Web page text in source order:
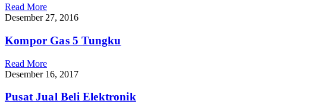
Read More
Desember 27, 2016
Kompor Gas 5 Tungku
Read More
Desember 16, 2017
Pusat Jual Beli Elektronik